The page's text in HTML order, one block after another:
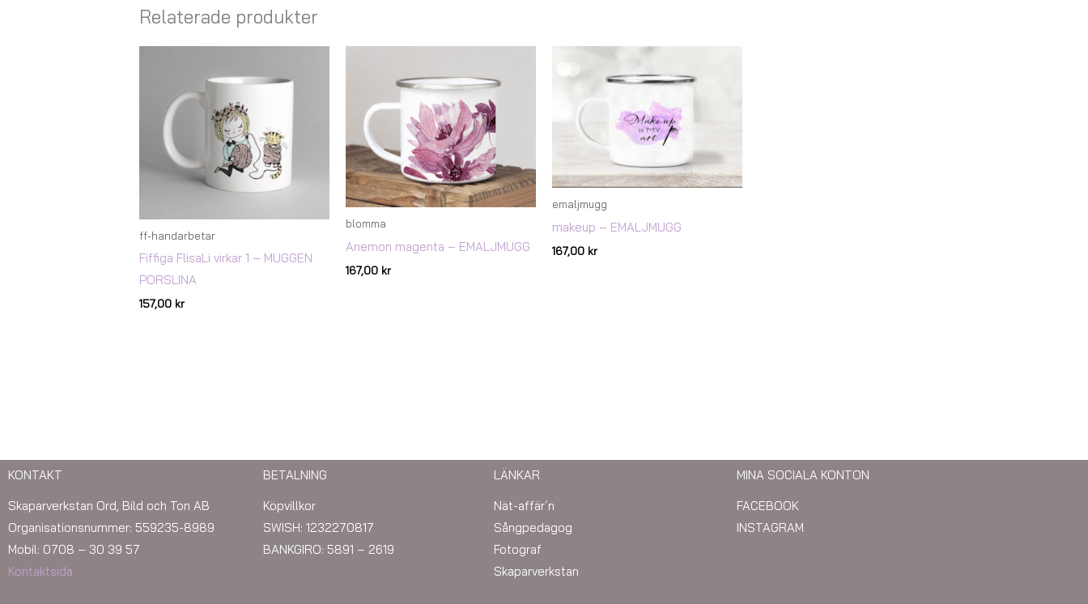
Relaterade produkter
ff-handarbetar
Fiffiga FlisaLi virkar 1 – MUGGEN
PORSLINA
157,00 kr
blomma
Anemon magenta – EMALJMUGG
167,00 kr
emaljmugg
makeup – EMALJMUGG
167,00 kr
KONTAKT
Skaparverkstan Ord, Bild och Ton AB
Organisationsnummer: 559235-8989
Mobil: 0708 – 30 39 57
Kontaktsida
BETALNING
Köpvillkor
SWISH: 1232270817
BANKGIRO: 5891 – 2619
LÄNKAR
Nät-affär´n
Sångpedagog
Fotograf
Skaparverkstan
MINA SOCIALA KONTON
FACEBOOK
INSTAGRAM